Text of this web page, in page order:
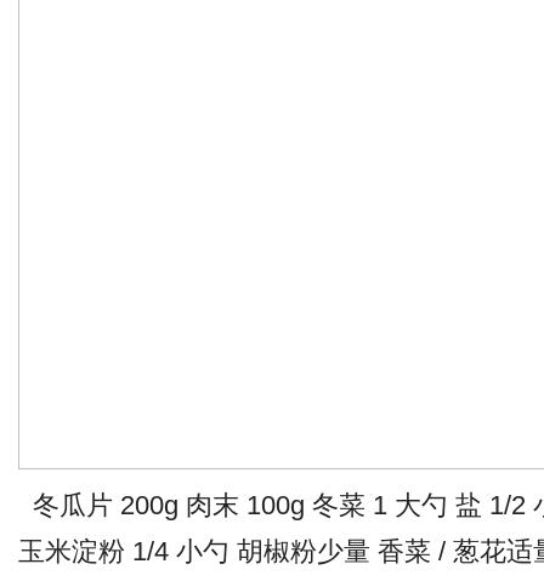
冬瓜片 200g 肉末 100g 冬菜 1 大勺 盐 1/
玉米淀粉 1/4 小勺 胡椒粉少量 香菜 / 葱花适